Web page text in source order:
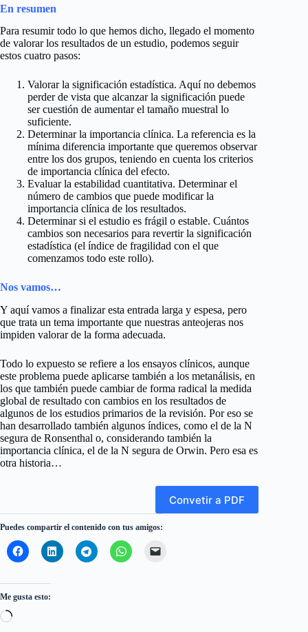
En resumen
Para resumir todo lo que hemos dicho, llegado el momento
de valorar los resultados de un estudio, podemos seguir
estos cuatro pasos:
Valorar la significación estadística. Aquí no debemos
perder de vista que alcanzar la significación puede
ser cuestión de aumentar el tamaño muestral lo
suficiente.
Determinar la importancia clínica. La referencia es la
mínima diferencia importante que queremos observar
entre los dos grupos, teniendo en cuenta los criterios
de importancia clínica del efecto.
Evaluar la estabilidad cuantitativa. Determinar el
número de cambios que puede modificar la
importancia clínica de los resultados.
Determinar si el estudio es frágil o estable. Cuántos
cambios son necesarios para revertir la significación
estadística (el índice de fragilidad con el que
comenzamos todo este rollo).
Nos vamos…
Y aquí vamos a finalizar esta entrada larga y espesa, pero
que trata un tema importante que nuestras anteojeras nos
impiden valorar de la forma adecuada.
Todo lo expuesto se refiere a los ensayos clínicos, aunque
este problema puede aplicarse también a los metanálisis, en
los que también puede cambiar de forma radical la medida
global de resultado con cambios en los resultados de
algunos de los estudios primarios de la revisión. Por eso se
han desarrollado también algunos índices, como el de la N
segura de Ronsenthal o, considerando también la
importancia clínica, el de la N segura de Orwin. Pero esa es
otra historia…
Convetir a PDF
Puedes compartir el contenido con tus amigos:
Me gusta esto:
Cargando...